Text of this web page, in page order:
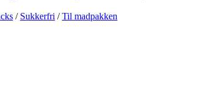
/ Sukkerfri /Til madpakken